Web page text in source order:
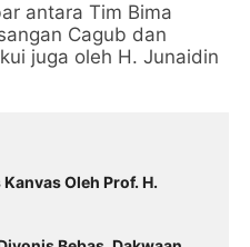
antara Tim Bima
Cagub dan
juga oleh H. Junaidin
Oleh Prof. H.